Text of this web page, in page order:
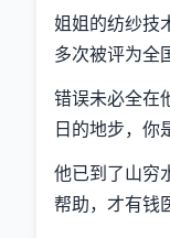
姐姐的纺纱技
多次被评为全
错误未必全在
日的地步，你
他已到了山穷
帮助，才有钱